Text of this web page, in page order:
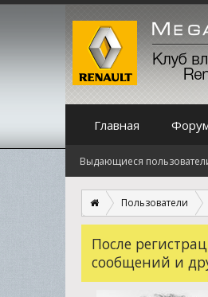
Пользователи
После
сообщений и
Главная
Выдающиеся